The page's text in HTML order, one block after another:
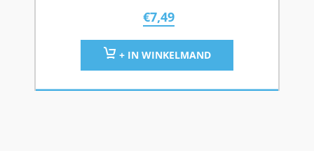
€7,49
+ IN WINKELMAND